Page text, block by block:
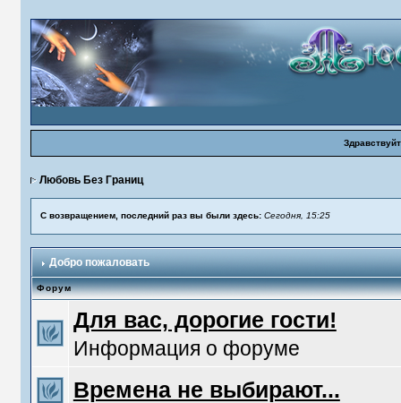
Любовь Без Границ
С возвращением, последний раз вы были здесь: Сегодня, 15:25
Добро пожаловать
Форум
Для вас, дорогие гости!
Информация о форуме
Времена не выбирают...